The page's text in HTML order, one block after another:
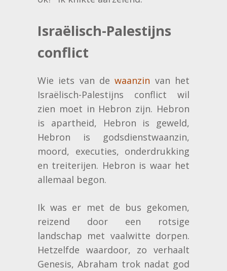
Israëlisch-Palestijns
conflict
Wie iets van dewaanzin van het
Israëlisch-Palestijns conflict wil
zien moet in Hebron zijn. Hebron
is apartheid, Hebron is geweld,
Hebron is godsdienstwaanzin,
moord, executies, onderdrukking
en treiterijen. Hebron is waar het
allemaal begon.
Ik was er met de bus gekomen,
reizend door een rotsige
landschap met vaalwitte dorpen.
Hetzelfde waardoor, zo verhaalt
Genesis, Abraham trok nadat god